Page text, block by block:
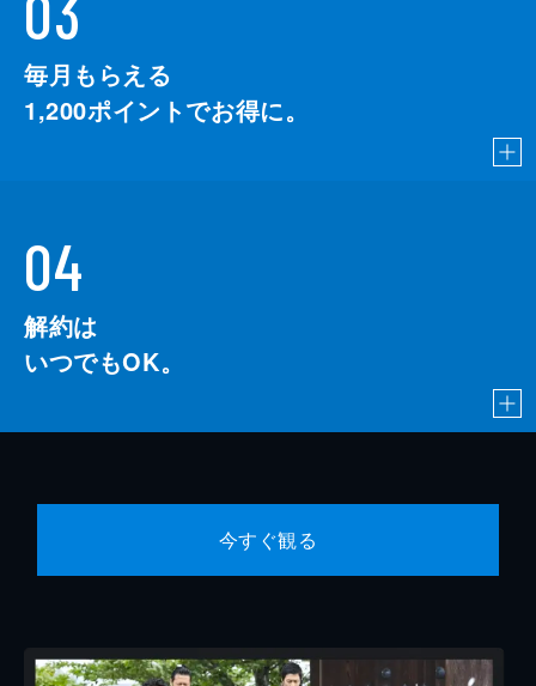
毎月もらえる
1,200ポイントでお得に。
04
解約は
いつでもOK。
今すぐ観る